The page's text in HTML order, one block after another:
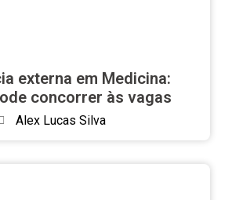
externa em Medicina:
concorrer às vagas
Alex Lucas Silva